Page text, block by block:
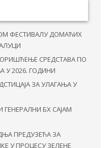
ФЕСТИВАЛУ ДОМАЋИХ
СРЕДСТАВА ПО
2026. ГОДИНИ
ЗА УЛАГАЊА У
БХ САЈАМ
ПРЕДУЗЕЋА ЗА
У ПРОЦЕСУ ЗЕЛЕНЕ